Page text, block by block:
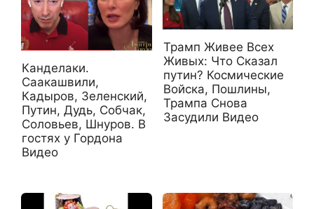
Канделаки.
Саакашвили,
Кадыров, Зеленский,
Путин, Дудь, Собчак,
Соловьев, Шнуров. В
гостях у Гордона
Видео
Трамп Живее Всех
Живых: Что Сказал
путин? Космические
Войска, Пошлины,
Трампа Снова
Засудили Видео